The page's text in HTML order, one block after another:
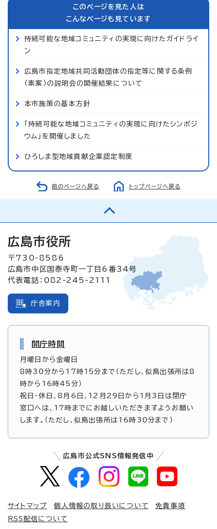
このページを見た人は
こんなページも見ています
持続可能な地域コミュニティの実現に向けたガイドライ
ン
広島市指定地域共同活動団体の指定等に関する条例
（素案）の説明会の開催結果について
本市施策の基本方針
「持続可能な地域コミュニティの実現に向けたシンポジ
ウム」を開催しました
ひろしま型地域貢献企業認定制度
前のページへ戻る トップページへ戻る
広島市役所
〒730-8586
広島市中区国泰寺町一丁目6番34号
代表電話：082-245-2111
庁舎案内
開庁時間
月曜日から金曜日
8時30分から17時15分まで（ただし、似島出張所は8
時から16時45分）
祝日・休日、8月6日、12月29日から1月3日は閉庁
窓口へは、17時までにお越しいただきますようお願い
します。（ただし、似島出張所は16時30分まで）
広島市公式SNS情報発信中
サイトマップ 個人情報の取り扱いについて
免責事項
RSS配信について